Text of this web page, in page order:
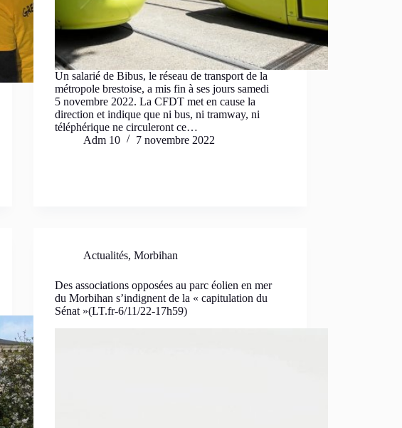
Un salarié de Bibus, le réseau de transport de la
métropole brestoise, a mis fin à ses jours samedi
5 novembre 2022. La CFDT met en cause la
direction et indique que ni bus, ni tramway, ni
téléphérique ne circuleront ce…
Adm 10
7 novembre 2022
Actualités,Morbihan
Des associations opposées au parc éolien en mer
du Morbihan s’indignent de la « capitulation du
Sénat »(LT.fr-6/11/22-17h59)